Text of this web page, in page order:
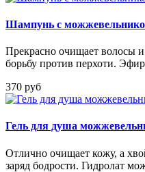
Шампунь с
Прекрасно очищает волосы
борьбу против перхоти.
370 руб
Гель для душа
Отлично очищает кожу, а
заряд бодрости. Гидролат